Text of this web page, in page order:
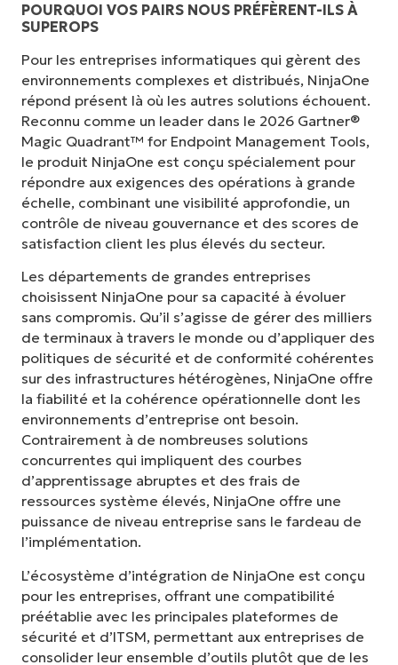
POURQUOI VOS PAIRS NOUS PRÉFÈRENT-ILS À
SUPEROPS
Pour les entreprises informatiques qui gèrent des
environnements complexes et distribués, NinjaOne
répond présent là où les autres solutions échouent.
Reconnu comme un leader dans le 2026 Gartner®
Magic Quadrant™ for Endpoint Management Tools,
le produit NinjaOne est conçu spécialement pour
répondre aux exigences des opérations à grande
échelle, combinant une visibilité approfondie, un
contrôle de niveau gouvernance et des scores de
satisfaction client les plus élevés du secteur.
Les départements de grandes entreprises
choisissent NinjaOne pour sa capacité à évoluer
sans compromis. Qu’il s’agisse de gérer des milliers
de terminaux à travers le monde ou d’appliquer des
politiques de sécurité et de conformité cohérentes
sur des infrastructures hétérogènes, NinjaOne offre
la fiabilité et la cohérence opérationnelle dont les
environnements d’entreprise ont besoin.
Contrairement à de nombreuses solutions
concurrentes qui impliquent des courbes
d’apprentissage abruptes et des frais de
ressources système élevés, NinjaOne offre une
puissance de niveau entreprise sans le fardeau de
l’implémentation.
L’écosystème d’intégration de NinjaOne est conçu
pour les entreprises, offrant une compatibilité
préétablie avec les principales plateformes de
sécurité et d’ITSM, permettant aux entreprises de
consolider leur ensemble d’outils plutôt que de les